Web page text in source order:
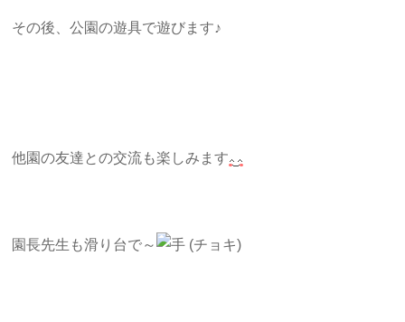
その後、公園の遊具で遊びます♪
他園の友達との交流も楽しみます
園長先生も滑り台で～